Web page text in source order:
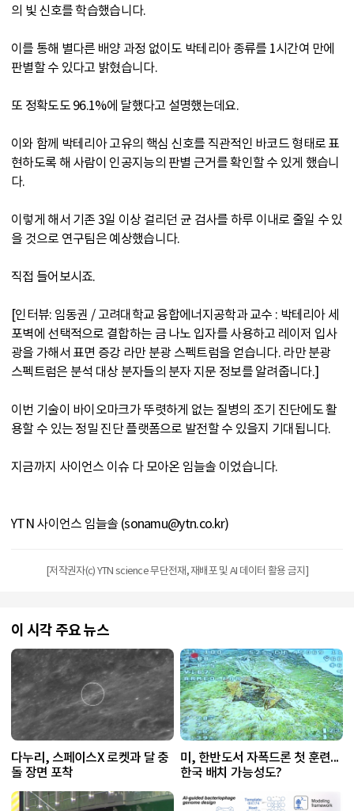
의 빛 신호를 학습했습니다.
이를 통해 별다른 배양 과정 없이도 박테리아 종류를 1시간여 만에
판별할 수 있다고 밝혔습니다.
또 정확도도 96.1%에 달했다고 설명했는데요.
이와 함께 박테리아 고유의 핵심 신호를 직관적인 바코드 형태로 표
현하도록 해 사람이 인공지능의 판별 근거를 확인할 수 있게 했습니
다.
이렇게 해서 기존 3일 이상 걸리던 균 검사를 하루 이내로 줄일 수 있
을 것으로 연구팀은 예상했습니다.
직접 들어보시죠.
[인터뷰: 임동권 / 고려대학교 융합에너지공학과 교수 : 박테리아 세
포벽에 선택적으로 결합하는 금 나노 입자를 사용하고 레이저 입사
광을 가해서 표면 증강 라만 분광 스펙트럼을 얻습니다. 라만 분광
스펙트럼은 분석 대상 분자들의 분자 지문 정보를 알려줍니다.]
이번 기술이 바이오마크가 뚜렷하게 없는 질병의 조기 진단에도 활
용할 수 있는 정밀 진단 플랫폼으로 발전할 수 있을지 기대됩니다.
지금까지 사이언스 이슈 다 모아온 임늘솔 이었습니다.
YTN 사이언스 임늘솔 (sonamu@ytn.co.kr)
[저작권자(c) YTN science 무단전재, 재배포 및 AI 데이터 활용 금지]
이 시각 주요 뉴스
다누리, 스페이스X 로켓과 달 충
돌 장면 포착
미, 한반도서 자폭드론 첫 훈련...
한국 배치 가능성도?